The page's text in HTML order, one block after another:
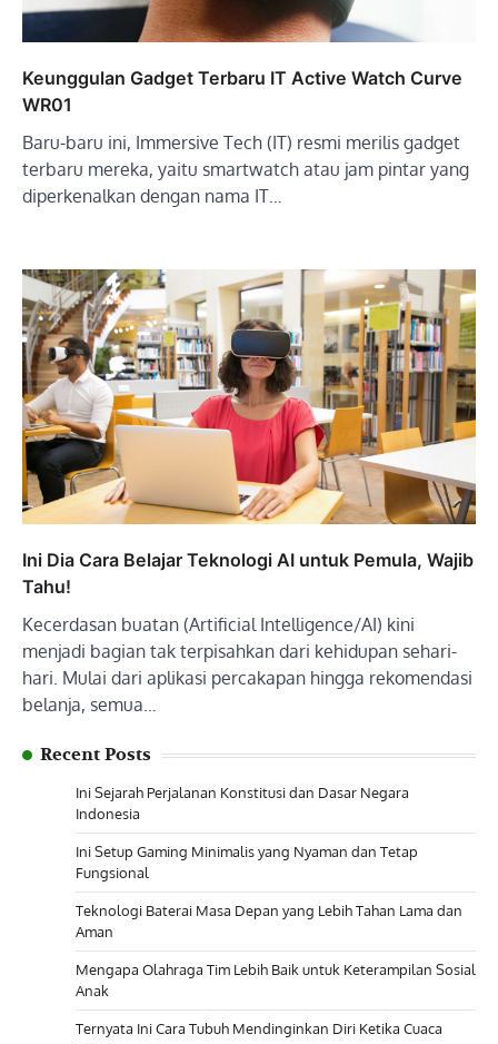
Keunggulan Gadget Terbaru IT Active Watch Curve
WR01
Baru-baru ini, Immersive Tech (IT) resmi merilis gadget
terbaru mereka, yaitu smartwatch atau jam pintar yang
diperkenalkan dengan nama IT…
Ini Dia Cara Belajar Teknologi AI untuk Pemula, Wajib
Tahu!
Kecerdasan buatan (Artificial Intelligence/AI) kini
menjadi bagian tak terpisahkan dari kehidupan sehari-
hari. Mulai dari aplikasi percakapan hingga rekomendasi
belanja, semua…
Recent Posts
Ini Sejarah Perjalanan Konstitusi dan Dasar Negara
Indonesia
Ini Setup Gaming Minimalis yang Nyaman dan Tetap
Fungsional
Teknologi Baterai Masa Depan yang Lebih Tahan Lama dan
Aman
Mengapa Olahraga Tim Lebih Baik untuk Keterampilan Sosial
Anak
Ternyata Ini Cara Tubuh Mendinginkan Diri Ketika Cuaca